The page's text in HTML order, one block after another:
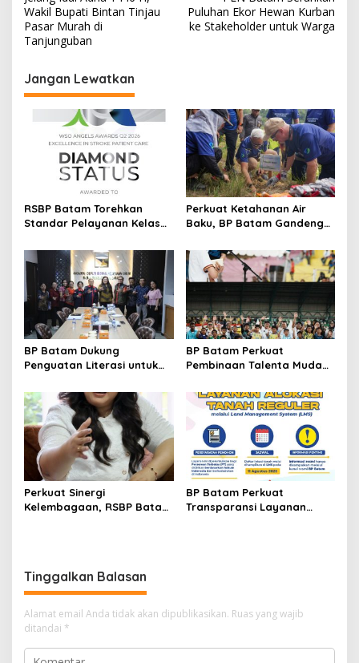
a
v
i
g
a
s
Wakil Bupati Bintan Tinjau
Pasar Murah di
Tanjunguban
Puluhan Ekor Hewan Kurban
ke Stakeholder untuk Warga
Jangan Lewatkan
RSBP Batam Torehkan
Standar Pelayanan Kelas
dari WSO
Perkuat Ketahanan Air
Baku, BP Batam Gandeng
Bambu Betung di
Bendungan Sei Nongsa
BP Batam Dukung
Penguatan Literasi untuk
Kebhinekaan Bagi Generasi
Masa Depan
BP Batam Perkuat
Pembinaan Talenta Muda
International Grassroot
Football Festival 2026
Perkuat Sinergi
Kelembagaan, RSBP Batam
BP Batam Perkuat
Transparansi Layanan
Tinggalkan Balasan
Alamat email Anda tidak akan dipublikasikan. Ruas yang wajib
ditandai *